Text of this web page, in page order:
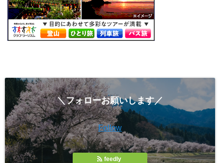
＼フォローお願いします／
Follow
feedly